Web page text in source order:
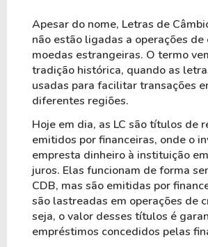
Apesar do nome, Letras de
não estão ligadas a operações de
moedas estrangeiras. O termo
tradição histórica, quando as
usadas para facilitar transações
diferentes regiões.
Hoje em dia, as LC são títulos de
emitidos por financeiras, onde o
empresta dinheiro à instituição
juros. Elas funcionam de forma
CDB, mas são emitidas por
são lastreadas em operações de
seja, o valor desses títulos é
empréstimos concedidos pelas